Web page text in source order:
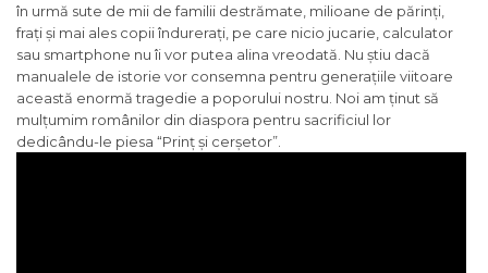
în urmă sute de mii de familii destrămate, milioane de părinți,
frați și mai ales copii îndurerați, pe care nicio jucarie, calculator
sau smartphone nu îi vor putea alina vreodată. Nu știu dacă
manualele de istorie vor consemna pentru generațiile viitoare
această enormă tragedie a poporului nostru. Noi am ținut să
mulțumim românilor din diaspora pentru sacrificiul lor
dedicându-le piesa “Prinț și cerșetor”.